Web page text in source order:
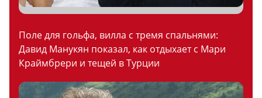
Поле для гольфа, вилла с тремя спальнями:
Давид Манукян показал, как отдыхает с Мари
Краймбрери и тещей в Турции